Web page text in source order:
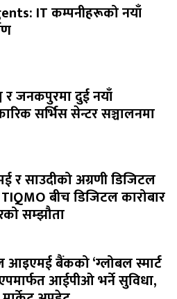
IT कम्पनीहरूको नयाँ
र जनकपुरमा दुई नयाँ
सर्भिस सेन्टर सञ्चालनमा
र साउदीको अग्रणी डिजिटल
बीच डिजिटल कारोबार
सम्झौता
आइएमई बैंकको ‘ग्लोबल स्मार्ट
आईपीओ भर्ने सुविधा,